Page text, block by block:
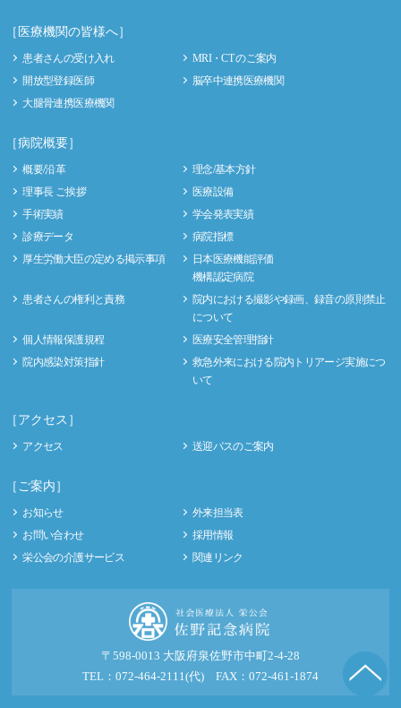
［医療機関の皆様へ］
患者さんの受け入れ
MRI・CT のご案内
開放型登録医師
脳卒中連携医療機関
大腿骨連携医療機関
［病院概要］
概要/沿革
理念/基本方針
理事長 ご挨拶
医療設備
手術実績
学会発表実績
診療データ
病院指標
厚生労働大臣の定める掲示事項
日本医療機能評価
機構認定病院
患者さんの権利と責務
院内における撮影や録画、録音の原則禁止
について
個人情報保護規程
医療安全管理指針
院内感染対策指針
救急外来における院内トリアージ実施につ
いて
［アクセス］
アクセス 送迎バスのご案内
［ご案内］
お知らせ
外来担当表
お問い合わせ
採用情報
栄公会の介護サービス
関連リンク
〒598-0013 大阪府泉佐野市中町2-4-28
TEL：072-464-2111(代) FAX：072-461-1874